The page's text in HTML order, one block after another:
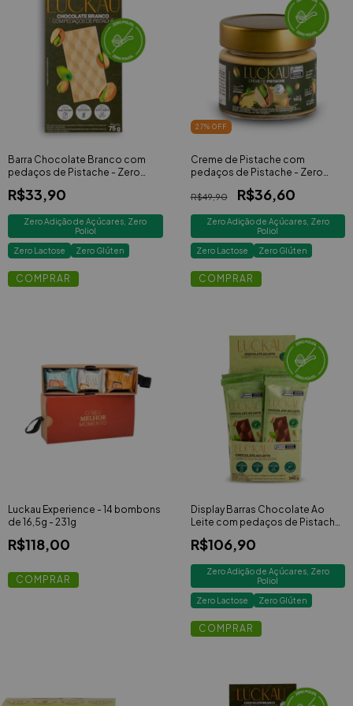
Barra Chocolate Branco com
pedaços de Pistache - Zero
Adição de Açúcares, Lactose e
Glúten - Luckau - 75g
R$33,90
Zero Adição de Açúcares, Zero
Poliol
Zero Lactose Zero Glúten
27% OFF
Creme de Pistache com
pedaços de Pistache - Zero
Adição de Açúcares, Lactose e
Glúten - Luckau - 160g
R$49,90 R$36,60
Zero Adição de Açúcares, Zero
Poliol
Zero Lactose Zero Glúten
Luckau Experience - 14 bombons
de 16,5g - 231g
R$118,00
Display Barras Chocolate Ao
Leite com pedaços de Pistache
Lactose e Glúten - Luckau - 12
R$106,90
Zero Adição de Açúcares, Zero
Poliol
Zero Lactose Zero Glúten